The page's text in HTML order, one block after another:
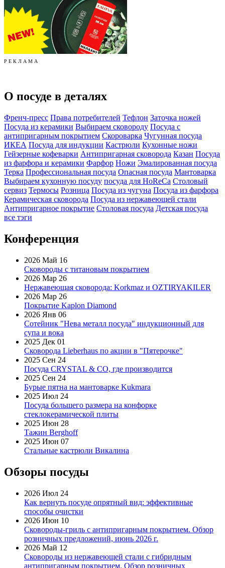
Р Е К Л А М А
О посуде в деталях
Френч-пресс Права потребителей Тефлон Заточка ножей
Посуда из керамики Выбираем сковороду Посуда с
антипригарным покрытием Скороварка Чугунная посуда
ИКЕА Посуда для индукции Кастрюли Кухонные ножи
Гейзерные кофеварки Антипригарная сковорода Казан Посуда
из фарфора и керамики Фарфор Ножи Эмалированная посуда
Терка Профессиональная посуда Опасная посуда Мантоварка
Выбираем кухонную посуду посуда для HoReCa Столовый
сервиз Термосы Розница Посуда из чугуна Посуда из фарфора
Керамическая сковорода Посуда из нержавеющей стали
Антипригарное покрытие Столовая посуда Детская посуда
все тэги
Конференция
2026 Май 16
Сковороды с титановым покрытием
2026 Мар 26
Нержавеющая сковорода: Korkmaz и OZTIRYAKILER
2026 Мар 26
Покрытие Kaplon Diamond
2026 Янв 06
Сотейник "Нева металл посуда" индукционный для
супа и вока
2025 Дек 01
Сковорода Lieberhaus по акции в "Пятерочке"
2025 Сен 24
Посуда CRYSTAL & CO, где производится
2025 Сен 24
Бурые пятна на мантоварке Kukmara
2025 Июл 24
Посуда большего размера на конфорке
стеклокерамической плиты
2025 Июн 28
Тажин Berghoff
2025 Июн 07
Стальные кастрюли Викалина
Обзоры посуды
2026 Июл 24
Как вернуть посуде опрятный вид: эффективные
способы очистки
2026 Июн 10
Сковороды-гриль с антипригарным покрытием. Обзор
розничных предложений, июнь 2026 г.
2026 Май 12
Сковороды из нержавеющей стали с гибридным
антипригарным покрытием. Обзор розничных